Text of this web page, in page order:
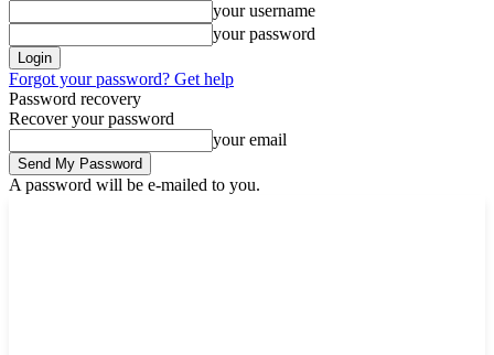
your username
your password
Forgot your password? Get help
Password recovery
Recover your password
your email
A password will be e-mailed to you.